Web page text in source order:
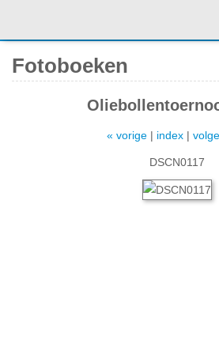
Fotoboeken
« vorige| index|
DSCN0117